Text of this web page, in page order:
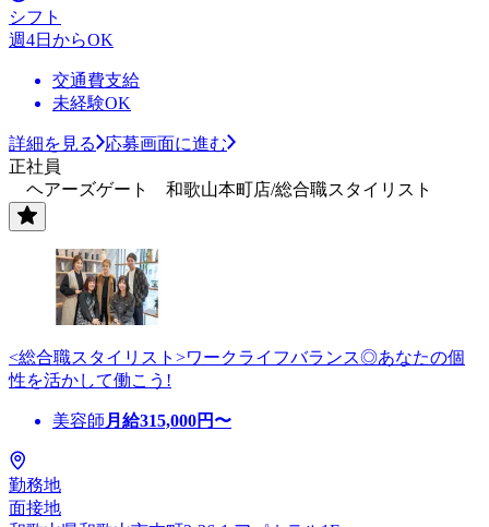
シフト
週4日からOK
交通費支給
未経験OK
詳細を見る
応募画面に進む
正社員
ヘアーズゲート 和歌山本町店/総合職スタイリスト
<総合職スタイリスト>ワークライフバランス◎あなたの個
性を活かして働こう!
美容師 月給315,000円〜
勤務地
面接地